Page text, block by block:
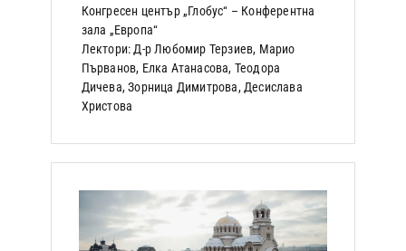
Конгресен център „Глобус“ – Конферентна
зала „Европа“
Лектори: Д-р Любомир Терзиев, Марио
Първанов, Елка Атанасова, Теодора
Дичева, Зорница Димитрова, Десислава
Христова